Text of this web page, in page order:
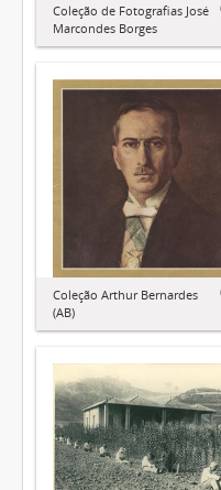
Coleção de Fotografias José
Marcondes Borges
Coleção Arthur Bernardes
(AB)